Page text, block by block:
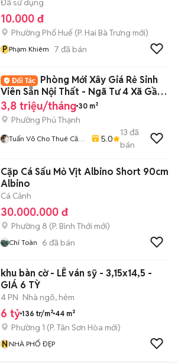
Đã sử dụng
10.000 đ
Phường Phố Huế (P. Hai Bà Trưng mới)
P Phạm Khiêm 7 đã bán
Phòng Mới Xây Giá Rẻ Sinh
Viên Sẵn Nội Thất - Ngã Tư 4 Xã Gần
ĐH VUH
3,8 triệu/tháng 30 m²
Phường Phú Thạnh
Tuấn Võ Cho Thuê Căn
5.0
13 đã
bán
Cặp Cá Sấu Mỏ Vịt Albino Short 90cm
Albino
Cá Cảnh
30.000.000 đ
Phường 8 (P. Bình Thới mới)
Chí Toàn 6 đã bán
khu bàn cờ - LÊ ván sỹ - 3,15x14,5 -
GIÁ 6 TỲ
4 PN Nhà ngõ, hẻm
6 tỷ 136 tr/m² 44 m²
Phường 1 (P. Tân Sơn Hòa mới)
NNHÀ PHỐ ĐẸP